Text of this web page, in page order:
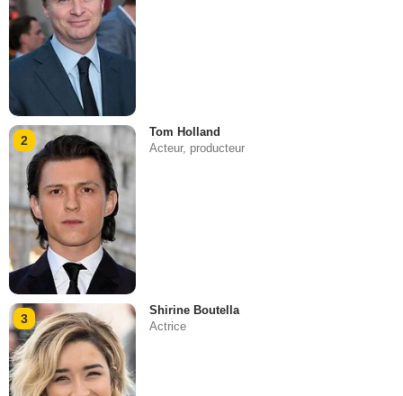
2
Tom Holland
Acteur, producteur
3
Shirine Boutella
Actrice